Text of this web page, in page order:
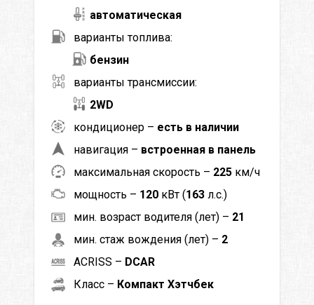
автоматическая
варианты топлива:
бензин
варианты трансмиссии:
2WD
кондиционер – есть в наличии
навигация – встроенная в панель
максимальная скорость – 225 км/ч
мощность – 120 кВт (163 л.с.)
мин. возраст водителя (лет) – 21
мин. стаж вождения (лет) – 2
ACRISS – DCAR
Класс – Компакт Хэтчбек